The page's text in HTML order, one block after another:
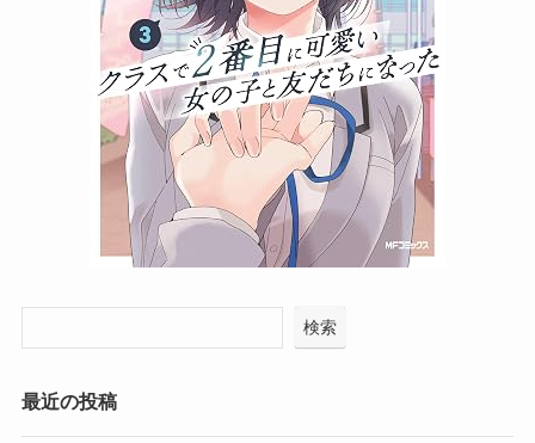
検索
最近の投稿